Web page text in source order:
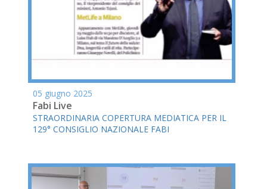
05 giugno 2025
Fabi Live
STRAORDINARIA COPERTURA MEDIATICA PER IL
129° CONSIGLIO NAZIONALE FABI